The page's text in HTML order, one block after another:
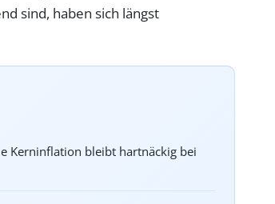
sind, haben sich längst
Kerninflation bleibt hartnäckig bei